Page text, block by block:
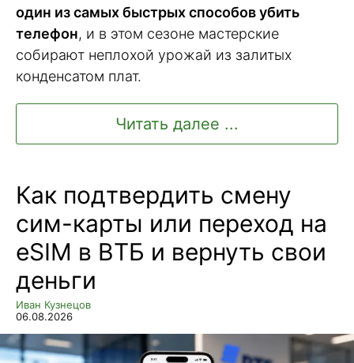
один из самых быстрых способов убить
телефон, и в этом сезоне мастерские
собирают неплохой урожай из залитых
конденсатом плат.
Читать далее ...
Как подтвердить смену
сим-карты или переход на
eSIM в ВТБ и вернуть свои
деньги
Иван Кузнецов
06.08.2026